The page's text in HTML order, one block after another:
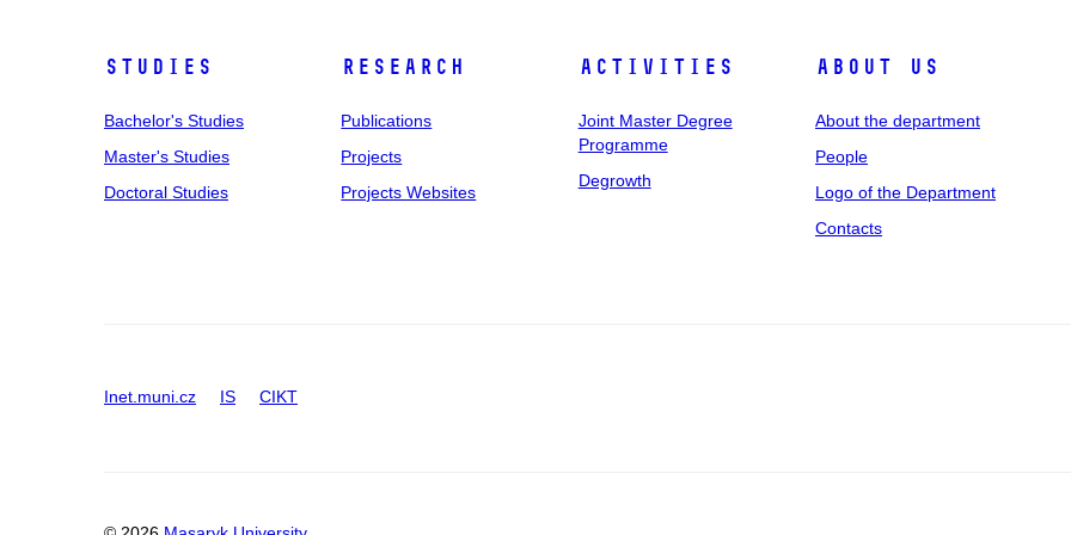
Studies
Bachelor's Studies
Master's Studies
Doctoral Studies
Research
Publications
Projects
Projects Websites
Activities
Joint Master Degree
Programme
Degrowth
About us
About the department
People
Logo of the Department
Contacts
Inet.muni.cz IS CIKT